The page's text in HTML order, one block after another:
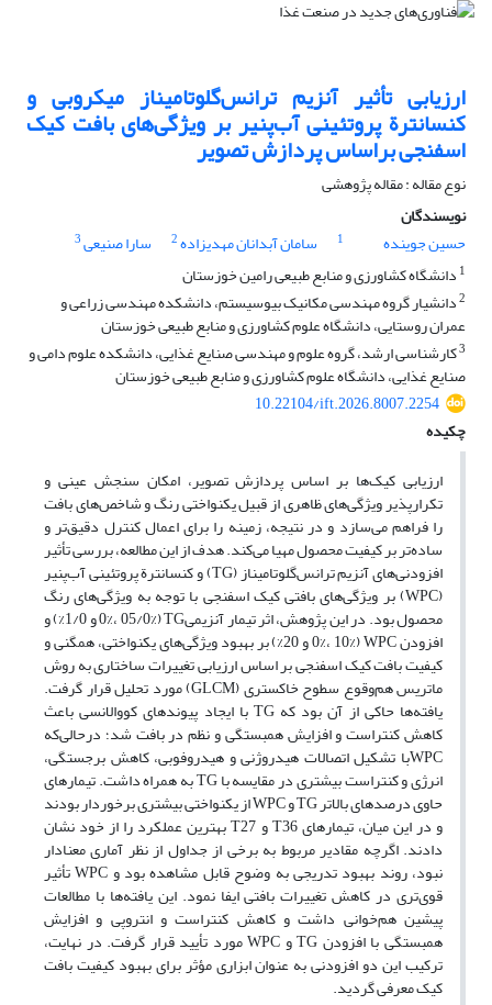
ارزیابی تأثیر آنزیم ترانس‌گلوتامیناز میکروبی و
کنسانترة پروتئینی آب‌پنیر بر ویژگی‌های بافت کیک
اسفنجی براساس پردازش تصویر
نوع مقاله : مقاله پژوهشی
نویسندگان
حسین جوینده
1 سامان آبدانان مهدیزاده2 سارا صنیعی3
1 دانشگاه کشاورزی و منابع طبیعی رامین خوزستان
2دانشیار گروه مهندسی مکانیک بیوسیستم، دانشکده مهندسی زراعی و
عمران روستایی، دانشگاه علوم کشاورزی و منابع طبیعی خوزستان
3کارشناسی ارشد، گروه علوم و مهندسی صنایع غذایی، دانشکده علوم دامی و
صنایع غذایی، دانشگاه علوم کشاورزی و منابع طبیعی خوزستان
10.22104/ift.2026.8007.2254
چکیده
ارزیابی کیک‌ها بر اساس پردازش تصویر، امکان سنجش عینی و
تکرارپذیر ویژگی‌های ظاهری از قبیل یکنواختی رنگ و شاخص‌های بافت
را فراهم می‌سازد و در نتیجه، زمینه را برای اعمال کنترل دقیق‌تر و
ساده‌تر بر کیفیت محصول مهیا می‌کند. هدف از این مطالعه، بررسی تأثیر
افزودنی‌های آنزیم ترانس‌گلوتامیناز (TG) و کنسانترة‌ پروتئینی آب‌پنیر
(WPC) بر ویژگی‌های بافتی کیک اسفنجی با توجه به ویژگی‌های رنگ
محصول بود. در این پژوهش، اثر تیمار آنزیمیTG (0%، 05/0% و 1/0%) و
افزودن WPC (0%، 10% و 20%)‌ بر بهبود ویژگی‌های یکنواختی، همگنی و
کیفیت بافت کیک اسفنجی بر اساس ارزیابی تغییرات ساختاری به روش
ماتریس هم‌وقوع سطوح خاکستری (GLCM) مورد تحلیل قرار گرفت.
یافته‌ها حاکی از آن بود که TG با ایجاد پیوندهای کووالانسی باعث
کاهش کنتراست و افزایش همبستگی و نظم در بافت شد؛ درحالی‌که
WPCبا تشکیل اتصالات هیدروژنی و هیدروفوبی، کاهش برجستگی،
انرژی و کنتراست بیشتری در مقایسه با TG به همراه داشت. تیمارهای
حاوی درصدهای بالاتر TG و WPC از یکنواختی بیشتری برخوردار بودند
و در این میان، تیمارهای T36 و T27 بهترین عملکرد را از خود نشان
دادند. اگرچه مقادیر مربوط به برخی از جداول از نظر آماری معنادار
نبود، روند بهبود تدریجی به وضوح قابل مشاهده بود و WPC تأثیر
قوی‌تری در کاهش تغییرات بافتی ایفا نمود. این یافته‌ها با مطالعات
پیشین هم‌خوانی داشت و کاهش کنتراست و انتروپی و افزایش
همبستگی با افزودن TG و WPC مورد تأیید قرار گرفت. در نهایت،
ترکیب این دو افزودنی به عنوان ابزاری مؤثر برای بهبود کیفیت بافت
کیک معرفی گردید.